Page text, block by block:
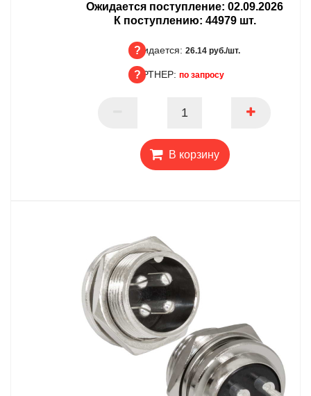
Ожидается поступление: 02.09.2026
К поступлению: 44979шт.
Ожидается
Ожидается: 26.14 руб./шт.
ПАРТНЕР: по запросу
В корзину